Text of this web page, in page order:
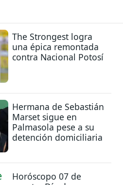
The Strongest logra
una épica remontada
contra Nacional Potosí
Hermana de Sebastián
Marset sigue en
Palmasola pese a su
detención domiciliaria
Horóscopo 07 de